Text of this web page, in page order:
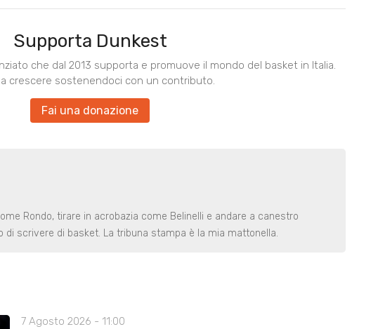
Supporta Dunkest
che dal 2013 supporta e promuove il mondo del basket in Italia.
crescere sostenendoci con un contributo.
Fai una donazione
Rondo, tirare in acrobazia come Belinelli e andare a canestro
di scrivere di basket. La tribuna stampa è la mia mattonella.
7 Agosto 2026 - 11:00